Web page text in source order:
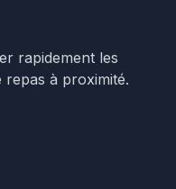
rapidement les
repas à proximité.